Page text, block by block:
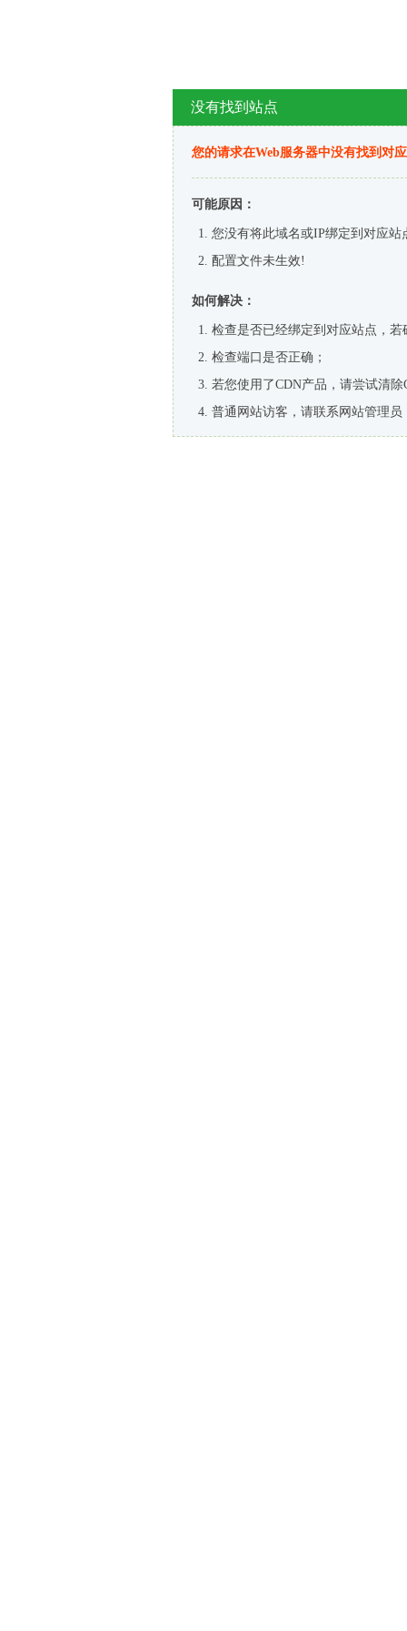
没有找到站点
您的请求在Web服务器中没有找到对
可能原因：
您没有将此域名或IP绑定到对应站
配置文件未生效!
如何解决：
检查是否已经绑定到对应站点，
检查端口是否正确；
若您使用了CDN产品，请尝试清除
普通网站访客，请联系网站管理员